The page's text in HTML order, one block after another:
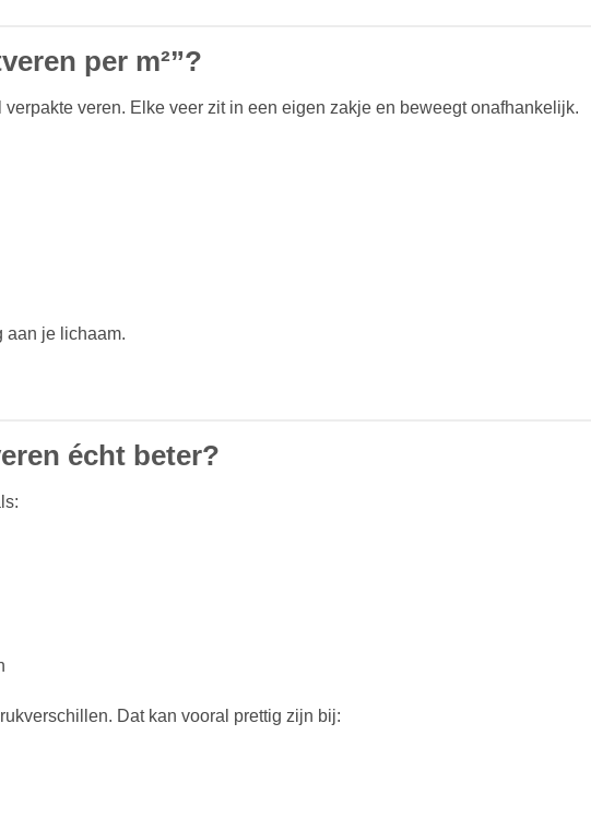
per m²”?
veren. Elke veer zit in een eigen zakje en beweegt onafhankelijk.
aan je lichaam.
écht beter?
Dat kan vooral prettig zijn bij: